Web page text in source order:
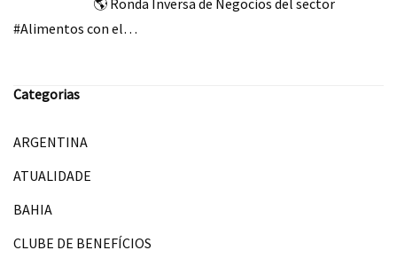
#Alimentos con el…
Categorias
ARGENTINA
ATUALIDADE
BAHIA
CLUBE DE BENEFÍCIOS